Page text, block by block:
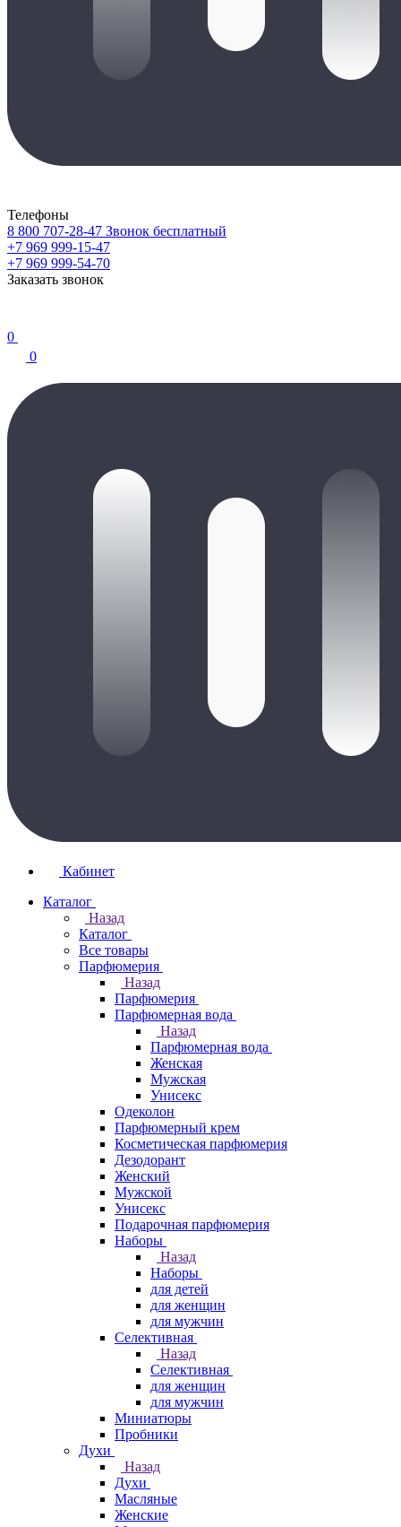
Телефоны
8 800 707-28-47 Звонок бесплатный
+7 969 999-15-47
+7 969 999-54-70
Заказать звонок
0
0
Кабинет
Каталог
Назад
Каталог
Все товары
Парфюмерия
Назад
Парфюмерия
Парфюмерная вода
Назад
Парфюмерная вода
Женская
Мужская
Унисекс
Одеколон
Парфюмерный крем
Косметическая парфюмерия
Дезодорант
Женский
Мужской
Унисекс
Подарочная парфюмерия
Наборы
Назад
Наборы
для детей
для женщин
для мужчин
Селективная
Назад
Селективная
для женщин
для мужчин
Миниатюры
Пробники
Духи
Назад
Духи
Масляные
Женские